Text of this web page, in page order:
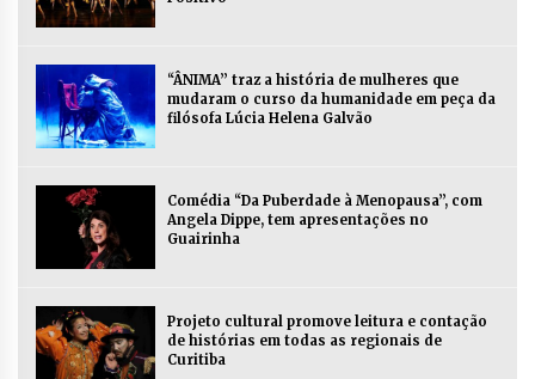
“ÂNIMA” traz a história de mulheres que
mudaram o curso da humanidade em peça da
filósofa Lúcia Helena Galvão
Comédia “Da Puberdade à Menopausa”, com
Angela Dippe, tem apresentações no
Guairinha
Projeto cultural promove leitura e contação
de histórias em todas as regionais de
Curitiba